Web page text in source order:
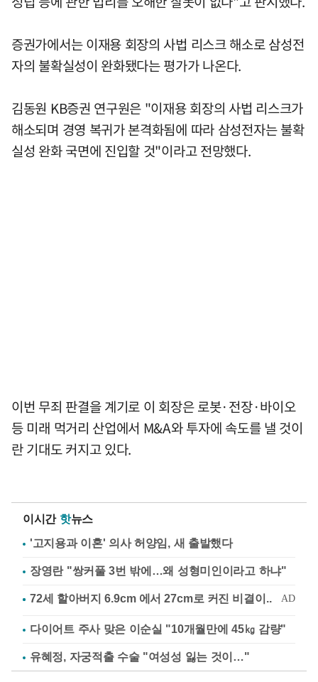
증권가에서는 이재용 회장의 사법 리스크 해소로 삼성전
자의 불확실성이 완화됐다는 평가가 나온다.
김동원 KB증권 연구원은 "이재용 회장의 사법 리스크가
해소되며 경영 복귀가 본격화됨에 따라 삼성전자는 불확
실성 완화 국면에 진입할 것"이라고 전망했다.
이번 무죄 판결을 계기로 이 회장은 로봇·전장·바이오
등 미래 먹거리 산업에서 M&A와 투자에 속도를 낼 것이
란 기대도 커지고 있다.
이시간 핫뉴스
'고지용과 이혼' 의사 허양임, 새 출발했다
장영란 "쌍커풀 3번 밖에…왜 성형미인이라고 하냐"
다이어트 주사 맞은 이순실 "10개월만에 45㎏ 감량"
유혜정, 자궁적출 수술 "여성성 잃는 것이…"